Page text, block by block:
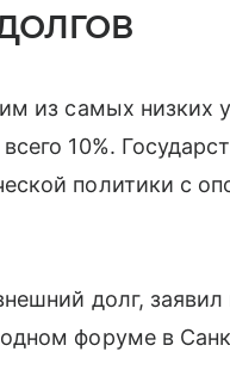
из самых низких
10%.
политики с
долг,
форуме в